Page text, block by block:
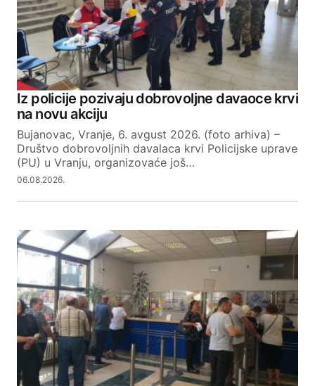
Iz policije pozivaju dobrovoljne davaoce krvi
na novu akciju
Bujanovac, Vranje, 6. avgust 2026. (foto arhiva) –
Društvo dobrovoljnih davalaca krvi Policijske uprave
(PU) u Vranju, organizovaće još…
06.08.2026.